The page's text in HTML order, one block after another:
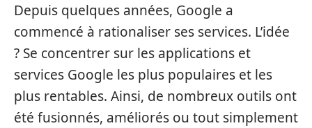
Depuis quelques années, Google a
commencé à rationaliser ses services. L’idée
? Se concentrer sur les applications et
services Google les plus populaires et les
plus rentables. Ainsi, de nombreux outils ont
été fusionnés, améliorés ou tout simplement